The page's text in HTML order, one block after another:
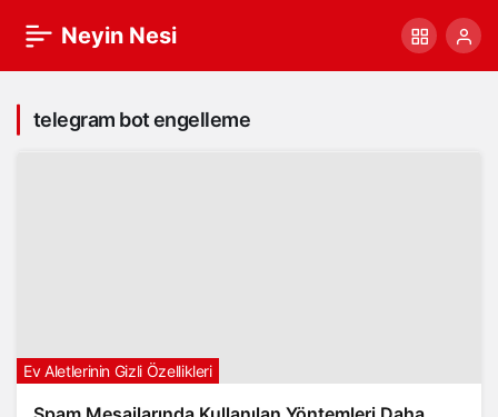
Neyin Nesi
telegram bot engelleme
Ev Aletlerinin Gizli Özellikleri